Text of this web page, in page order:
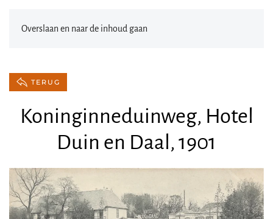
Overslaan en naar de inhoud gaan
TERUG
Koninginneduinweg, Hotel
Duin en Daal, 1901